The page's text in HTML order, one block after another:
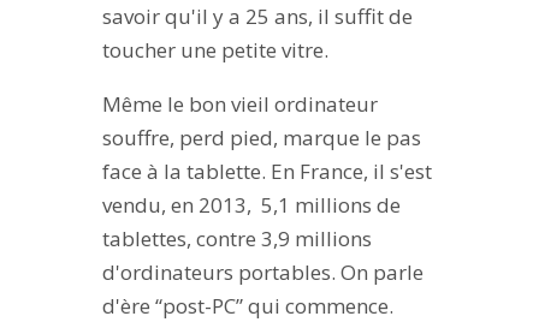
savoir qu'il y a 25 ans, il suffit de
toucher une petite vitre.
Même le bon vieil ordinateur
souffre, perd pied, marque le pas
face à la tablette. En France, il s'est
vendu, en 2013, 5,1 millions de
tablettes, contre 3,9 millions
d'ordinateurs portables. On parle
d'ère “post-PC” qui commence.